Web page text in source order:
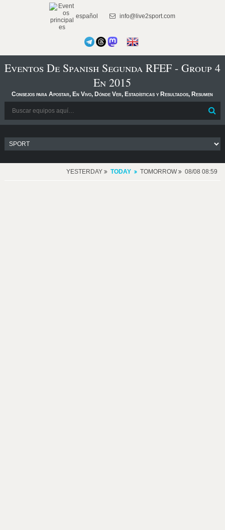
español info@live2sport.com
Eventos De Spanish Segunda RFEF - Group 4
En 2015
Consejos para Apostar, En Vivo, Dónde Ver, Estadísticas y Resultados, Resumen
YESTERDAY TODAY TOMORROW 08/08 08:59